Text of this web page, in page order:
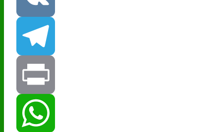
VK
Telegram
Print